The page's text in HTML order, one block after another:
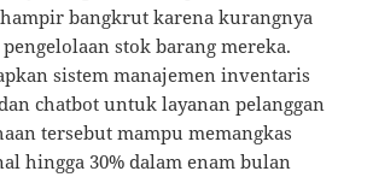
bangkrut karena kurangnya
stok barang mereka.
sistem manajemen inventaris
chatbot untuk layanan pelanggan
tersebut mampu memangkas
hingga 30% dalam enam bulan